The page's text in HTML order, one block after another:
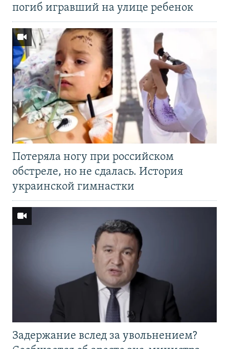
погиб игравший на улице ребенок
Потеряла ногу при российском
обстреле, но не сдалась. История
украинской гимнастки
Задержание вслед за увольнением?